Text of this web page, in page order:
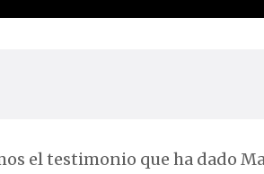
el testimonio que ha dado